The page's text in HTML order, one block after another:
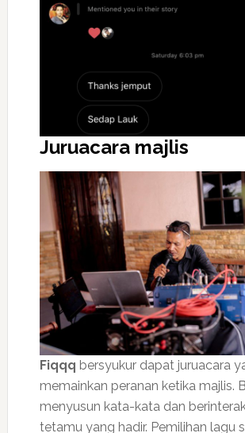
Juruacara majlis
Fiqqq bersyukur dapat juruacara
memainkan peranan ketika majlis.
menyusun kata-kata dan
tetamu yang hadir. Pemilihan lagu